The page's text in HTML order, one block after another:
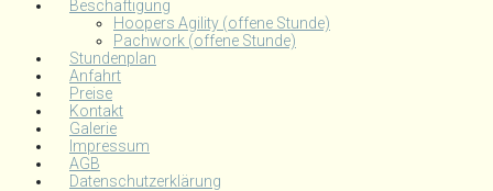
Beschäftigung
Hoopers Agility (offene Stunde)
Pachwork (offene Stunde)
Stundenplan
Anfahrt
Preise
Kontakt
Galerie
Impressum
AGB
Datenschutzerklärung